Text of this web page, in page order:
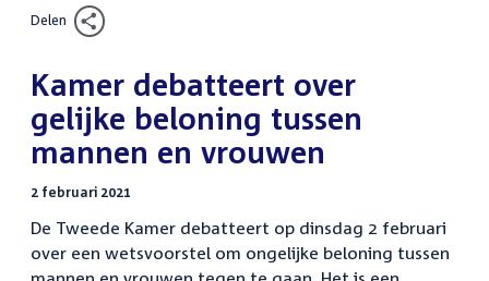
Delen
Kamer debatteert over
gelijke beloning tussen
mannen en vrouwen
2 februari 2021
De Tweede Kamer debatteert op dinsdag 2 februari
over een wetsvoorstel om ongelijke beloning tussen